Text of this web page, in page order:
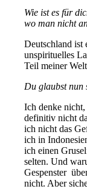
Wie ist es für
wo man nicht
Deutschland
unspirituelles
Teil meiner
Du glaubst nun
Ich denke nicht,
definitiv nicht
ich nicht das
ich in
ich einen
selten. Und
Gespenster
nicht. Aber